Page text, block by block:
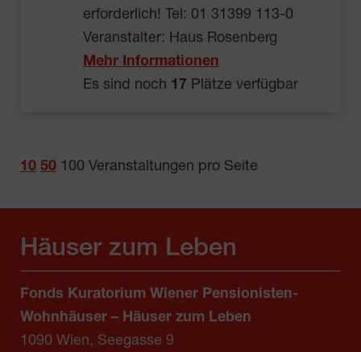
erforderlich! Tel: 01 31399 113-0
Veranstalter: Haus Rosenberg
Mehr Informationen
Es sind noch 17 Plätze verfügbar
10 50 100 Veranstaltungen pro Seite
Häuser zum Leben
Fonds Kuratorium Wiener Pensionisten-
Wohnhäuser – Häuser zum Leben
1090 Wien, Seegasse 9